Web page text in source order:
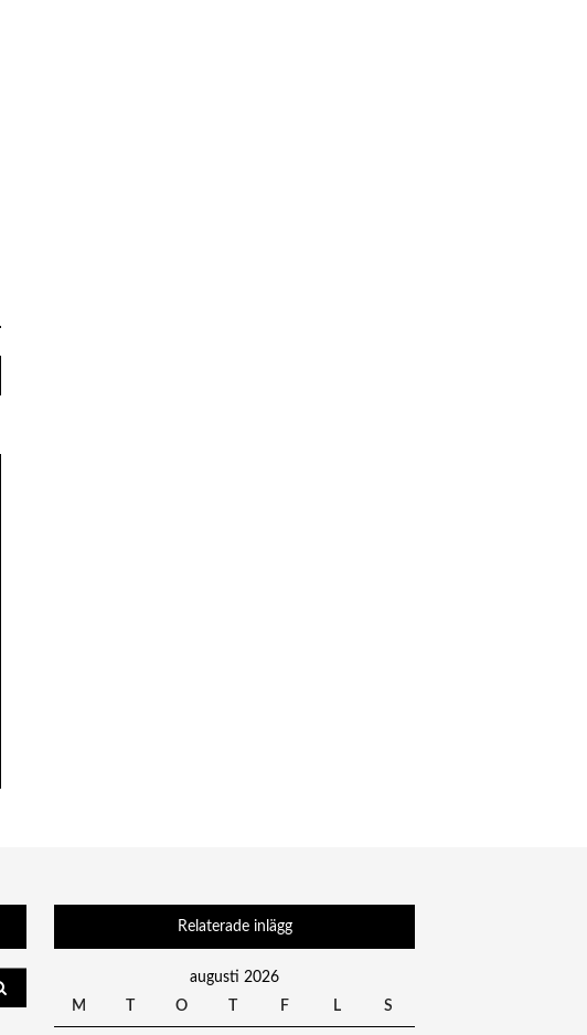
Relaterade inlägg
augusti 2026
M
O F L S